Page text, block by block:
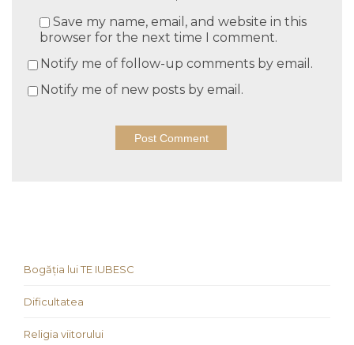
Save my name, email, and website in this
browser for the next time I comment.
Notify me of follow-up comments by email.
Notify me of new posts by email.
Bogăția lui TE IUBESC
Dificultatea
Religia viitorului